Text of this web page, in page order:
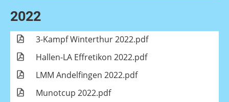
2022
3-Kampf Winterthur 2022.pdf
Hallen-LA Effretikon 2022.pdf
LMM Andelfingen 2022.pdf
Munotcup 2022.pdf